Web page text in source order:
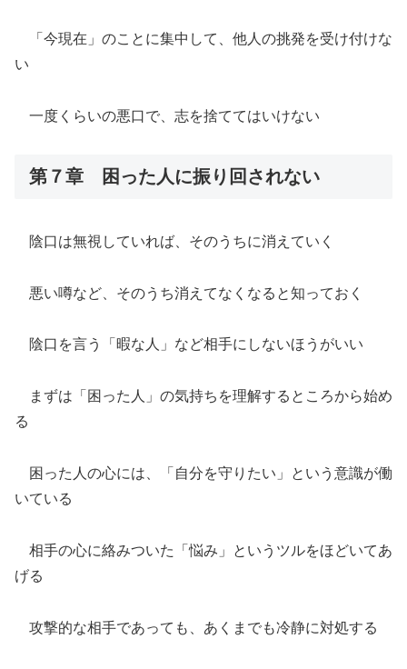
「今現在」のことに集中して、他人の挑発を受け付けな
い
一度くらいの悪口で、志を捨ててはいけない
第７章 困った人に振り回されない
陰口は無視していれば、そのうちに消えていく
悪い噂など、そのうち消えてなくなると知っておく
陰口を言う「暇な人」など相手にしないほうがいい
まずは「困った人」の気持ちを理解するところから始め
る
困った人の心には、「自分を守りたい」という意識が働
いている
相手の心に絡みついた「悩み」というツルをほどいてあ
げる
攻撃的な相手であっても、あくまでも冷静に対処する